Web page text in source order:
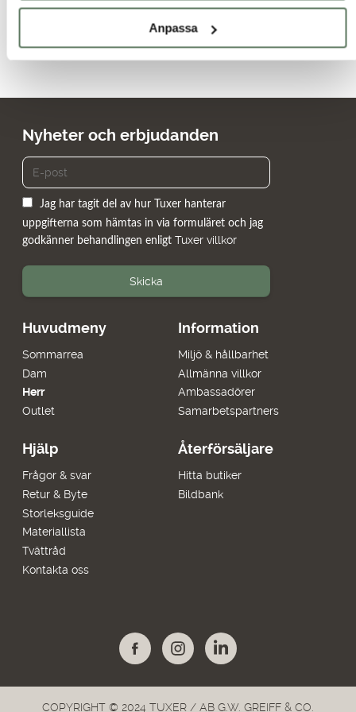
Anpassa
Huvudmeny
Sommarrea
Dam
Herr
Outlet
Information
Miljö & hållbarhet
Allmänna villkor
Ambassadörer
Samarbetspartners
Hjälp
Frågor & svar
Retur & Byte
Storleksguide
Materiallista
Tvättråd
Kontakta oss
Återförsäljare
Hitta butiker
Bildbank
Nyheter och erbjudanden
Jag har tagit del av hur Tuxer hanterar
uppgifterna som hämtas in via formuläret och jag
godkänner behandlingen enligt Tuxer villkor
Skicka
COPYRIGHT © 2024 TUXER / AB G.W. GREIFF & CO.